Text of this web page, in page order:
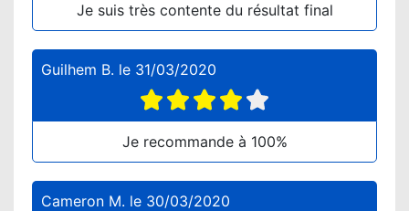
Je suis très contente du résultat final
Guilhem B. le 31/03/2020
Je recommande à 100%
Cameron M. le 30/03/2020